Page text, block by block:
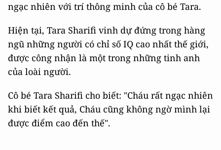
ngạc nhiên với trí thông minh của cô bé Tara.
Hiện tại, Tara Sharifi vinh dự đứng trong hàng
ngũ những người có chỉ số IQ cao nhất thế giới,
được công nhận là một trong những tinh anh
của loài người.
Cô bé Tara Sharifi cho biết: "Cháu rất ngạc nhiên
khi biết kết quả, Cháu cũng không ngờ mình lại
được điểm cao đến thế".